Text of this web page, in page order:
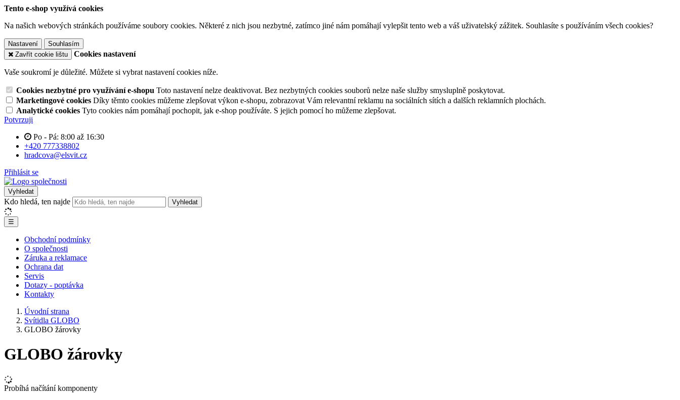
Tento e-shop využívá cookies
Na našich webových stránkách používáme soubory cookies. Některé z nich jsou nezbytné, zatímco jiné nám pomáhají vylepšit tento web a váš uživatelský zážitek. Souhlasíte s používáním všech cookies?
Nastavení
Souhlasím
Zavřít cookie lištu
Cookies nastavení
Vaše soukromí je důležité. Můžete si vybrat nastavení cookies níže.
Cookies nezbytné pro využívání e-shopu Toto nastavení nelze deaktivovat. Bez nezbytných cookies souborů nelze naše služby smysluplně poskytovat.
Marketingové cookies Díky těmto cookies můžeme zlepšovat výkon e-shopu, zobrazovat Vám relevantní reklamu na sociálních sítích a dalších reklamních plochách.
Analytické cookies Tyto cookies nám pomáhají pochopit, jak e-shop používáte. S jejich pomocí ho můžeme zlepšovat.
Potvrzuji
Po - Pá: 8:00 až 16:30
+420 777338802
hradcova@elsvit.cz
Přihlásit se
Vyhledat
Kdo hledá, ten najde Vyhledat
☰
Obchodní podmínky
O společnosti
Záruka a reklamace
Ochrana dat
Servis
Dotazy - poptávka
Kontakty
Úvodní strana
Svítidla GLOBO
GLOBO žárovky
GLOBO žárovky
Probíhá načítání komponenty